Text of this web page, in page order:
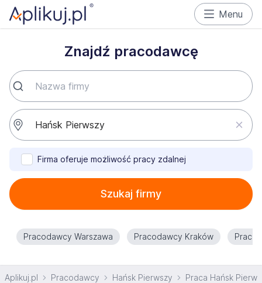
Menu
Znajdź pracodawcę
Firma oferuje możliwość pracy zdalnej
Szukaj firmy
Pracodawcy Warszawa Pracodawcy Kraków
Aplikuj.pl Pracodawcy Hańsk Pierwszy Praca Hańsk